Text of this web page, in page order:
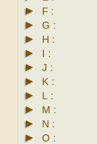
► F :
► G :
► H :
► I :
► J :
► K :
► L :
► M :
► N :
► O :